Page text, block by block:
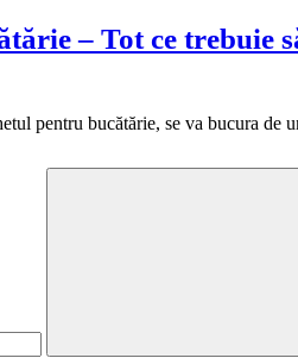
– Tot ce trebuie
pentru bucătărie, se va bucura